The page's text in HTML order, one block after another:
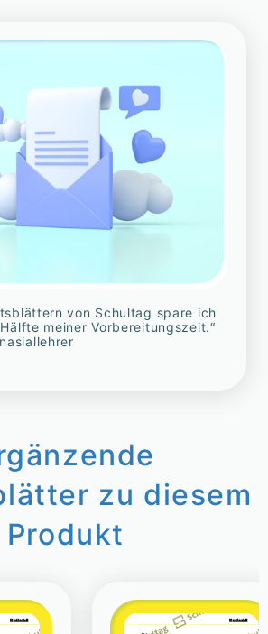
von Schultag spare ich
meiner Vorbereitungszeit.“
zu diesem
Produkt